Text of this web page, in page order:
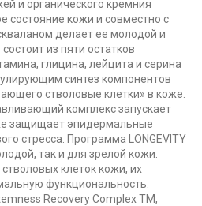
и органического кремния
состояние кожи и совместно с
делает ее молодой и
из пяти остатков
глицина, лейцита и серина
синтез компонентов
стволовые клетки» в коже.
комплекс запускает
защищает эпидермальные
стресса. Программа LONGEVITY
так и для зрелой кожи.
клеток кожи, их
функциональность.
Recovery Complex TM,